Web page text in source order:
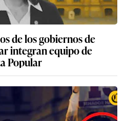
de los gobiernos de
integran equipo de
Popular